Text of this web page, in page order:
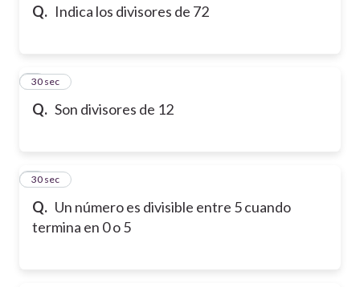
Q. Indica los divisores de 72
Q. Son divisores de 12
7
30 sec
Q. Un número es divisible entre 5 cuando
termina en 0 o 5
8
30 sec